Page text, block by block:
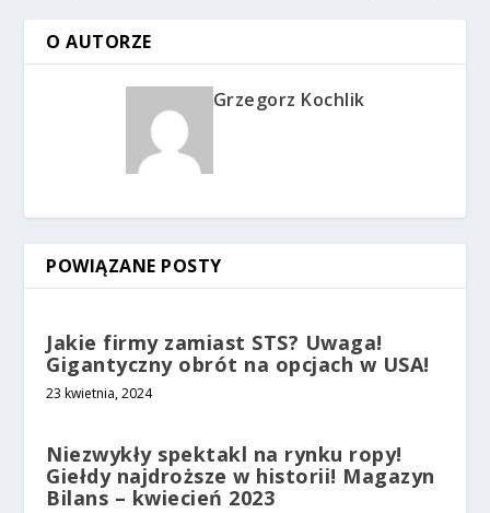
O AUTORZE
Grzegorz Kochlik
POWIĄZANE POSTY
Jakie firmy zamiast STS? Uwaga!
Gigantyczny obrót na opcjach w USA!
23 kwietnia, 2024
Niezwykły spektakl na rynku ropy!
Giełdy najdroższe w historii! Magazyn
Bilans – kwiecień 2023